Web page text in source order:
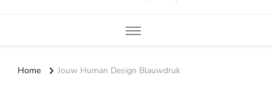
Home Jouw Human Design Blauwdruk